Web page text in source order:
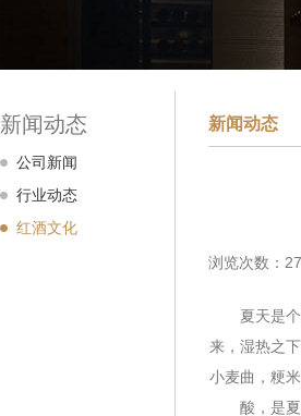
新闻动态
公司新闻
行业动态
红酒文化
新闻动态
浏览次数：
夏天是个懒
来，湿热之
小麦曲，粳
酸，是夏天